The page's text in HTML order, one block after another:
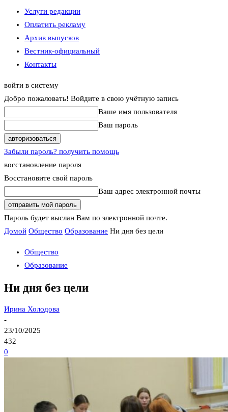
Услуги редакции
Оплатить рекламу
Архив выпусков
Вестник-официальный
Контакты
войти в систему
Добро пожаловать! Войдите в свою учётную запись
Ваше имя пользователя
Ваш пароль
Забыли пароль? получить помощь
восстановление пароля
Восстановите свой пароль
Ваш адрес электронной почты
Пароль будет выслан Вам по электронной почте.
Домой Общество Образование Ни дня без цели
Общество
Образование
Ни дня без цели
Ирина Холодова
-
23/10/2025
432
0